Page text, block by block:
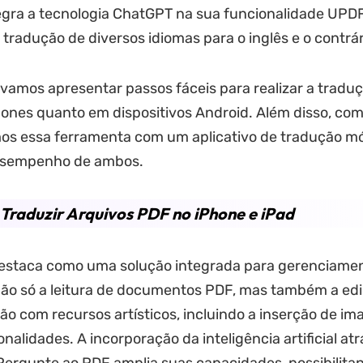
a tecnologia ChatGPT na sua funcionalidade
de diversos idiomas para o inglês e o
apresentar passos fáceis para realizar a
quanto em dispositivos Android. Além disso,
essa ferramenta com um aplicativo de tradução
de ambos.
Arquivos PDF no iPhone e iPad
como uma solução integrada para
só a leitura de documentos PDF, mas também a
com recursos artísticos, incluindo a inserção de
A incorporação da inteligência artificial